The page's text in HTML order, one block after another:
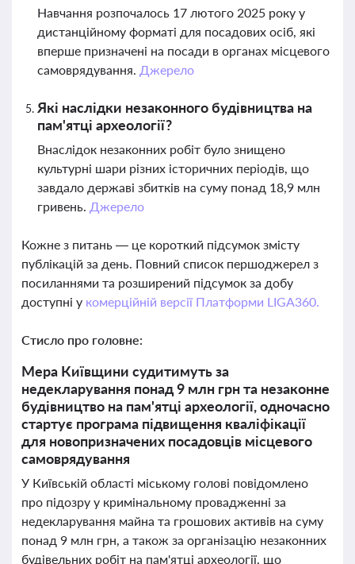
Навчання розпочалось 17 лютого 2025 року у
дистанційному форматі для посадових осіб, які
вперше призначені на посади в органах місцевого
самоврядування. Джерело
Які наслідки незаконного будівництва на
пам'ятці археології?
Внаслідок незаконних робіт було знищено
культурні шари різних історичних періодів, що
завдало державі збитків на суму понад 18,9 млн
гривень. Джерело
Кожне з питань — це короткий підсумок змісту
публікацій за день. Повний список першоджерел з
посиланнями та розширений підсумок за добу
доступні у комерційній версії Платформи LIGA360.
Стисло про головне:
Мера Київщини судитимуть за
недекларування понад 9 млн грн та незаконне
будівництво на пам'ятці археології, одночасно
стартує програма підвищення кваліфікації
для новопризначених посадовців місцевого
самоврядування
У Київській області міському голові повідомлено
про підозру у кримінальному провадженні за
недекларування майна та грошових активів на суму
понад 9 млн грн, а також за організацію незаконних
будівельних робіт на пам'ятці археології, що